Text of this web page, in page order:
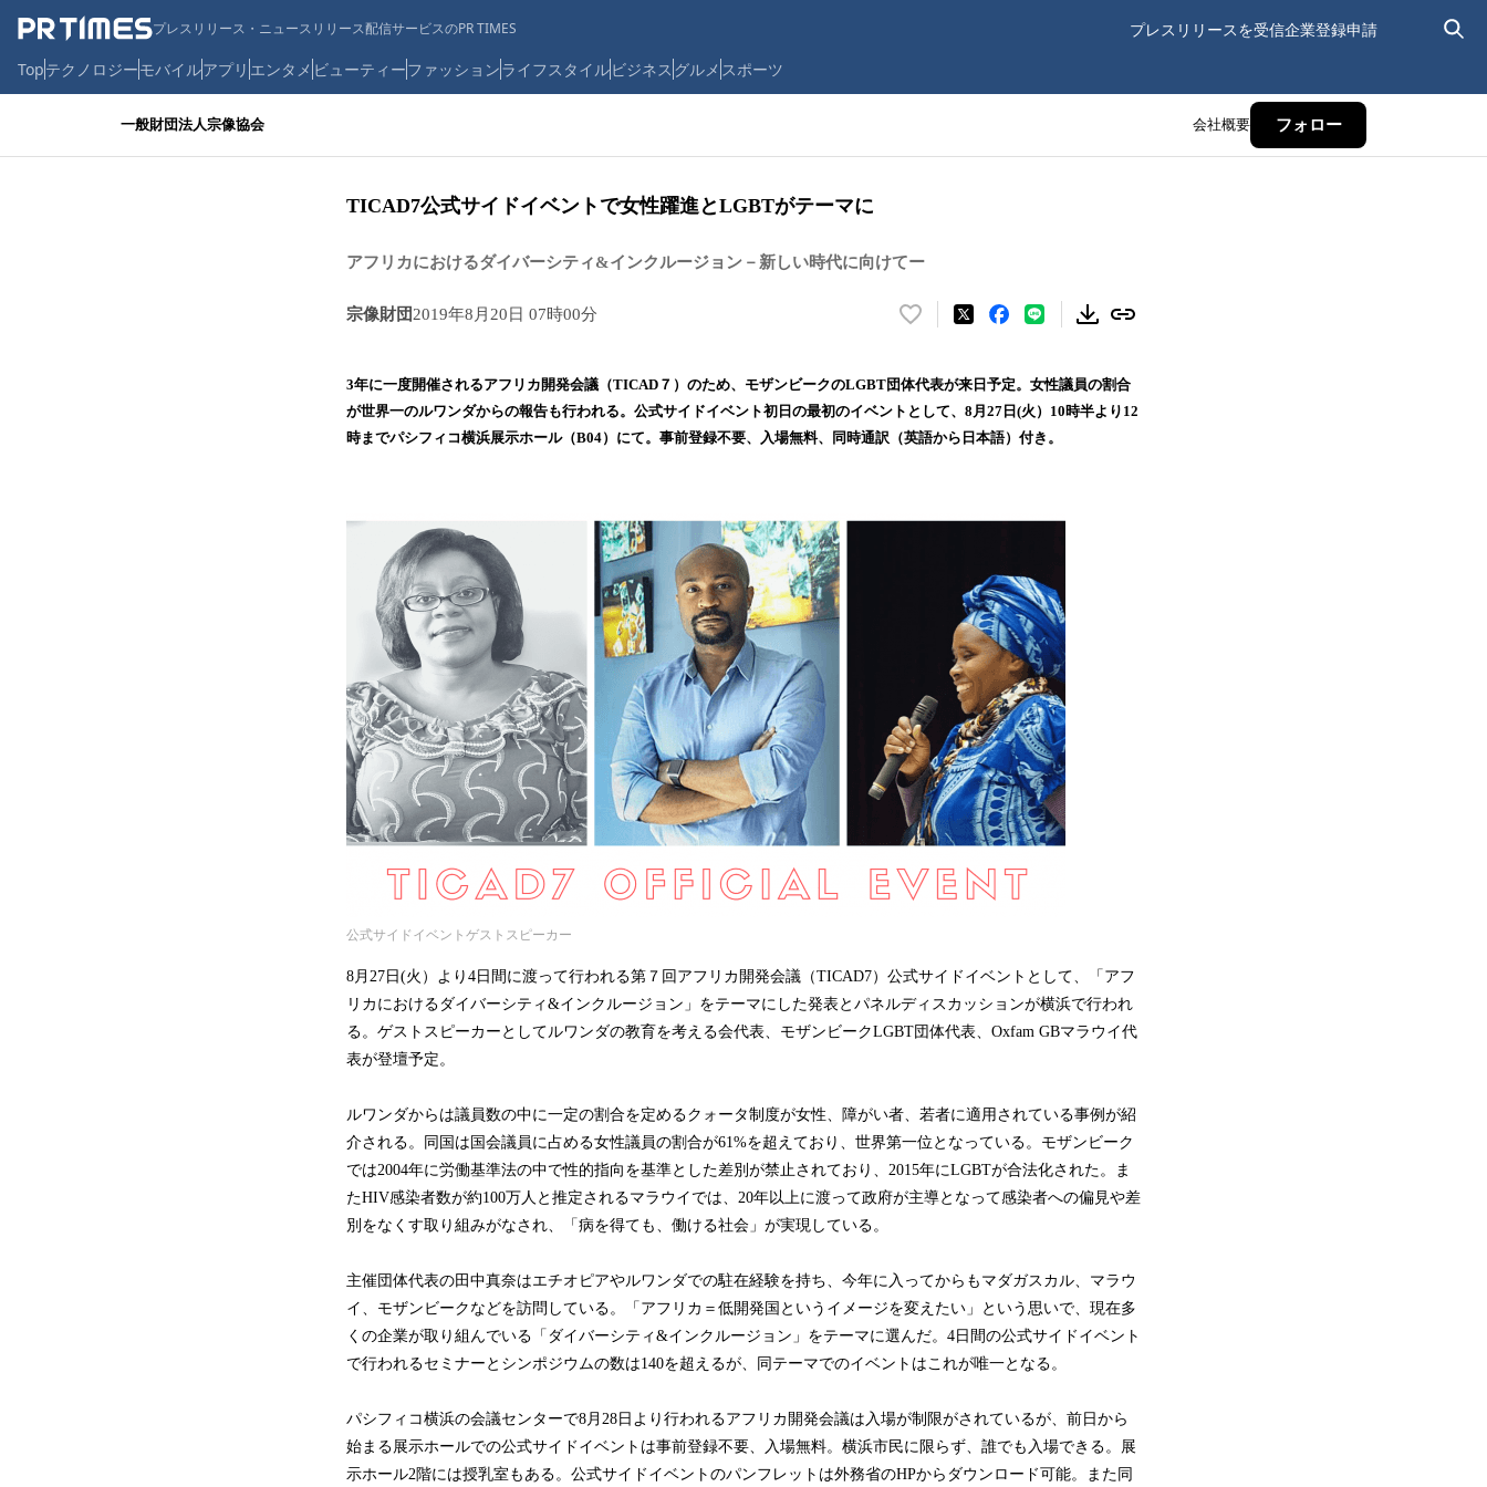
プレスリリース・ニュースリリース配信サービスのPR TIMES プレスリリースを受信企業登録申請
Topテクノロジーモバイルアプリ エンタメ ビューティーファッションライフスタイルビジネス グルメ スポーツ
一般財団法人宗像協会 会社概要 フォロー
TICAD7公式サイドイベントで女性躍進とLGBTがテーマに
アフリカにおけるダイバーシティ&インクルージョン－新しい時代に向けてー
宗像財団2019年8月20日 07時00分
い
！
数
を
3年に一度開催されるアフリカ開発会議（TICAD７）のため、モザンビークのLGBT団体代表が来日予定。女性議員の割合
が世界一のルワンダからの報告も行われる。公式サイドイベント初日の最初のイベントとして、8月27日(火）10時半より12
時までパシフィコ横浜展示ホール（B04）にて。事前登録不要、入場無料、同時通訳（英語から日本語）付き。
公式サイドイベントゲストスピーカー
8月27日(火）より4日間に渡って行われる第７回アフリカ開発会議（TICAD7）公式サイドイベントとして、「アフ
リカにおけるダイバーシティ&インクルージョン」をテーマにした発表とパネルディスカッションが横浜で行われ
る。ゲストスピーカーとしてルワンダの教育を考える会代表、モザンビークLGBT団体代表、Oxfam GBマラウイ代
表が登壇予定。
ルワンダからは議員数の中に一定の割合を定めるクォータ制度が女性、障がい者、若者に適用されている事例が紹
介される。同国は国会議員に占める女性議員の割合が61%を超えており、世界第一位となっている。モザンビーク
では2004年に労働基準法の中で性的指向を基準とした差別が禁止されており、2015年にLGBTが合法化された。ま
たHIV感染者数が約100万人と推定されるマラウイでは、20年以上に渡って政府が主導となって感染者への偏見や差
別をなくす取り組みがなされ、「病を得ても、働ける社会」が実現している。
主催団体代表の田中真奈はエチオピアやルワンダでの駐在経験を持ち、今年に入ってからもマダガスカル、マラウ
イ、モザンビークなどを訪問している。「アフリカ＝低開発国というイメージを変えたい」という思いで、現在多
くの企業が取り組んでいる「ダイバーシティ&インクルージョン」をテーマに選んだ。4日間の公式サイドイベント
で行われるセミナーとシンポジウムの数は140を超えるが、同テーマでのイベントはこれが唯一となる。
パシフィコ横浜の会議センターで8月28日より行われるアフリカ開発会議は入場が制限がされているが、前日から
始まる展示ホールでの公式サイドイベントは事前登録不要、入場無料。横浜市民に限らず、誰でも入場できる。展
示ホール2階には授乳室もある。公式サイドイベントのパンフレットは外務省のHPからダウンロード可能。また同